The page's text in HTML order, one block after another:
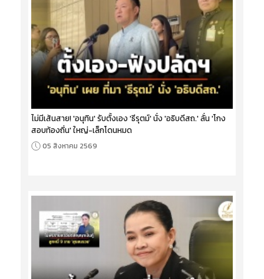
ไม่มีเส้นสาย! 'อนุทิน' รับตั้งเอง 'ธีรุตม์' นั่ง 'อธิบดีสถ.' ลั่น 'โกง
สอบท้องถิ่น' ใหญ่-เล็กโดนหมด
05 สิงหาคม 2569